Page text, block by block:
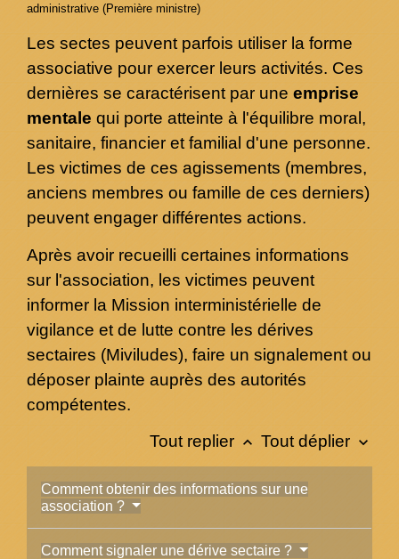
administrative (Première ministre)
Les sectes peuvent parfois utiliser la forme
associative pour exercer leurs activités. Ces
dernières se caractérisent par une emprise
mentale qui porte atteinte à l'équilibre moral,
sanitaire, financier et familial d'une personne.
Les victimes de ces agissements (membres,
anciens membres ou famille de ces derniers)
peuvent engager différentes actions.
Après avoir recueilli certaines informations
sur l'association, les victimes peuvent
informer la Mission interministérielle de
vigilance et de lutte contre les dérives
sectaires (Miviludes), faire un signalement ou
déposer plainte auprès des autorités
compétentes.
Tout replier keyboard_arrow_up Tout déplier keyboard_arrow_down
Comment obtenir des informations sur une
association ?
Comment signaler une dérive sectaire ?